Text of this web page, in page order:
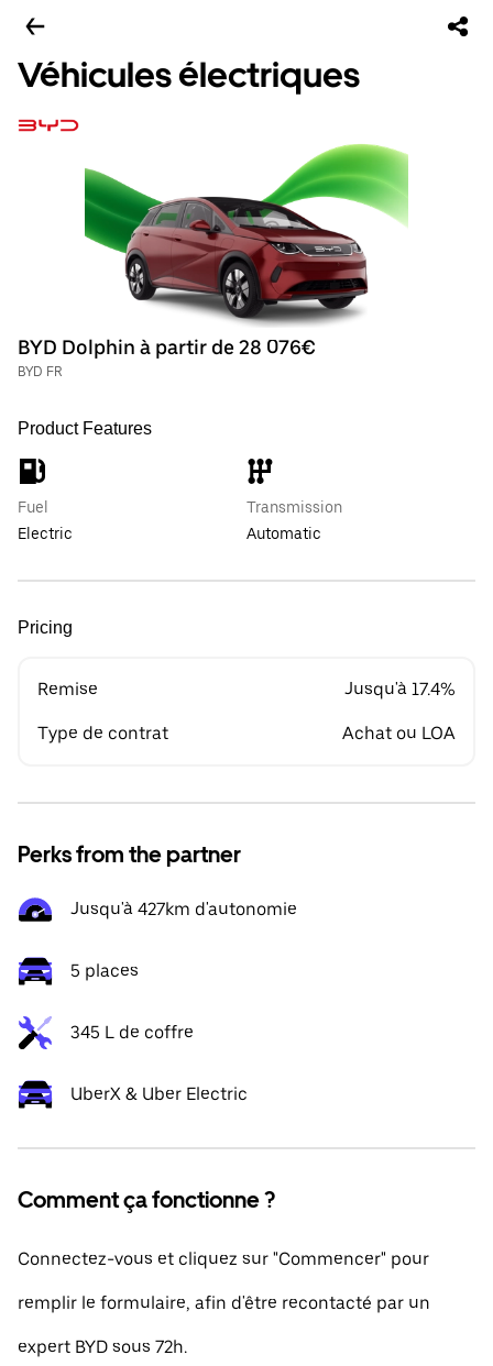
Véhicules électriques
BYD Dolphin à partir de 28 076€
BYD FR
Product Features
Fuel
Electric
Transmission
Automatic
Pricing
Remise Jusqu'à 17.4%
Type de contrat Achat ou LOA
Perks from the partner
Jusqu'à 427km d'autonomie
5 places
345 L de coffre
UberX & Uber Electric
Comment ça fonctionne ?
Connectez-vous et cliquez sur "Commencer" pour
remplir le formulaire, afin d'être recontacté par un
expert BYD sous 72h.